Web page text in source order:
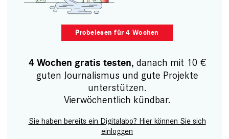
Probelesen für 4 Wochen
4 Wochen gratis testen, danach mit 10 €
guten Journalismus und gute Projekte
unterstützen.
Vierwöchentlich kündbar.
Sie haben bereits ein Digitalabo? Hier können Sie sich
einloggen